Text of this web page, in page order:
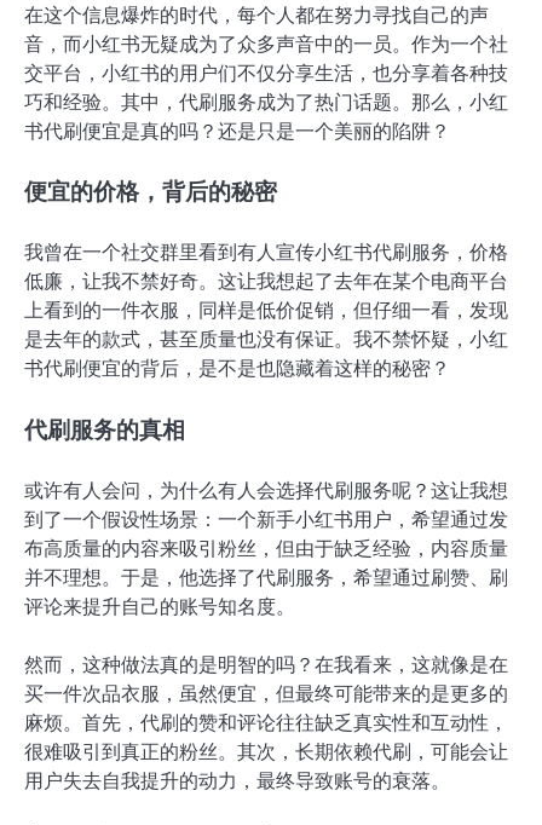
在这个信息爆炸的时代，每个人都在努力寻找自己的声
音，而小红书无疑成为了众多声音中的一员。作为一个社
交平台，小红书的用户们不仅分享生活，也分享着各种技
巧和经验。其中，代刷服务成为了热门话题。那么，小红
书代刷便宜是真的吗？还是只是一个美丽的陷阱？
便宜的价格，背后的秘密
我曾在一个社交群里看到有人宣传小红书代刷服务，价格
低廉，让我不禁好奇。这让我想起了去年在某个电商平台
上看到的一件衣服，同样是低价促销，但仔细一看，发现
是去年的款式，甚至质量也没有保证。我不禁怀疑，小红
书代刷便宜的背后，是不是也隐藏着这样的秘密？
代刷服务的真相
或许有人会问，为什么有人会选择代刷服务呢？这让我想
到了一个假设性场景：一个新手小红书用户，希望通过发
布高质量的内容来吸引粉丝，但由于缺乏经验，内容质量
并不理想。于是，他选择了代刷服务，希望通过刷赞、刷
评论来提升自己的账号知名度。
然而，这种做法真的是明智的吗？在我看来，这就像是在
买一件次品衣服，虽然便宜，但最终可能带来的是更多的
麻烦。首先，代刷的赞和评论往往缺乏真实性和互动性，
很难吸引到真正的粉丝。其次，长期依赖代刷，可能会让
用户失去自我提升的动力，最终导致账号的衰落。